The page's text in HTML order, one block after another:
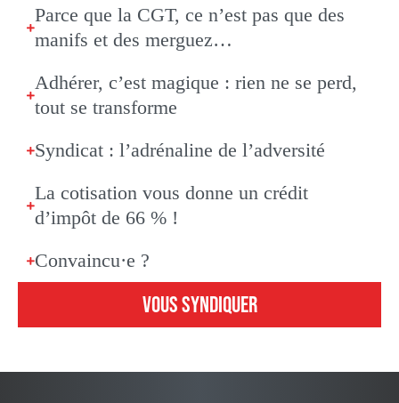
Parce que la CGT, ce n’est pas que des
manifs et des merguez…
Adhérer, c’est magique : rien ne se perd,
tout se transforme
Syndicat : l’adrénaline de l’adversité
La cotisation vous donne un crédit
d’impôt de 66 % !
Convaincu·e ?
VOUS SYNDIQUER